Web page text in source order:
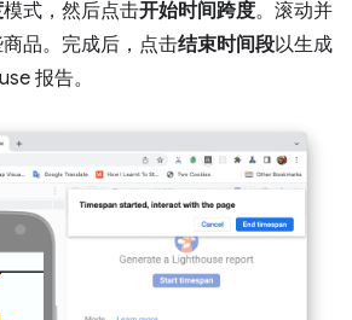
模式，然后点击开始时间跨度。滚动并
品。完成后，点击结束时间段以生成
报告。